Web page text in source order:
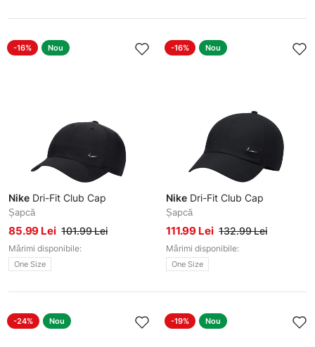
-16% Nou
Nike Dri-Fit Club Cap
Șapcă
85.99 Lei 101.99 Lei
Mărimi disponibile:
One Size
-16% Nou
Nike Dri-Fit Club Cap
Șapcă
111.99 Lei 132.99 Lei
Mărimi disponibile:
One Size
-24% Nou -19% Nou